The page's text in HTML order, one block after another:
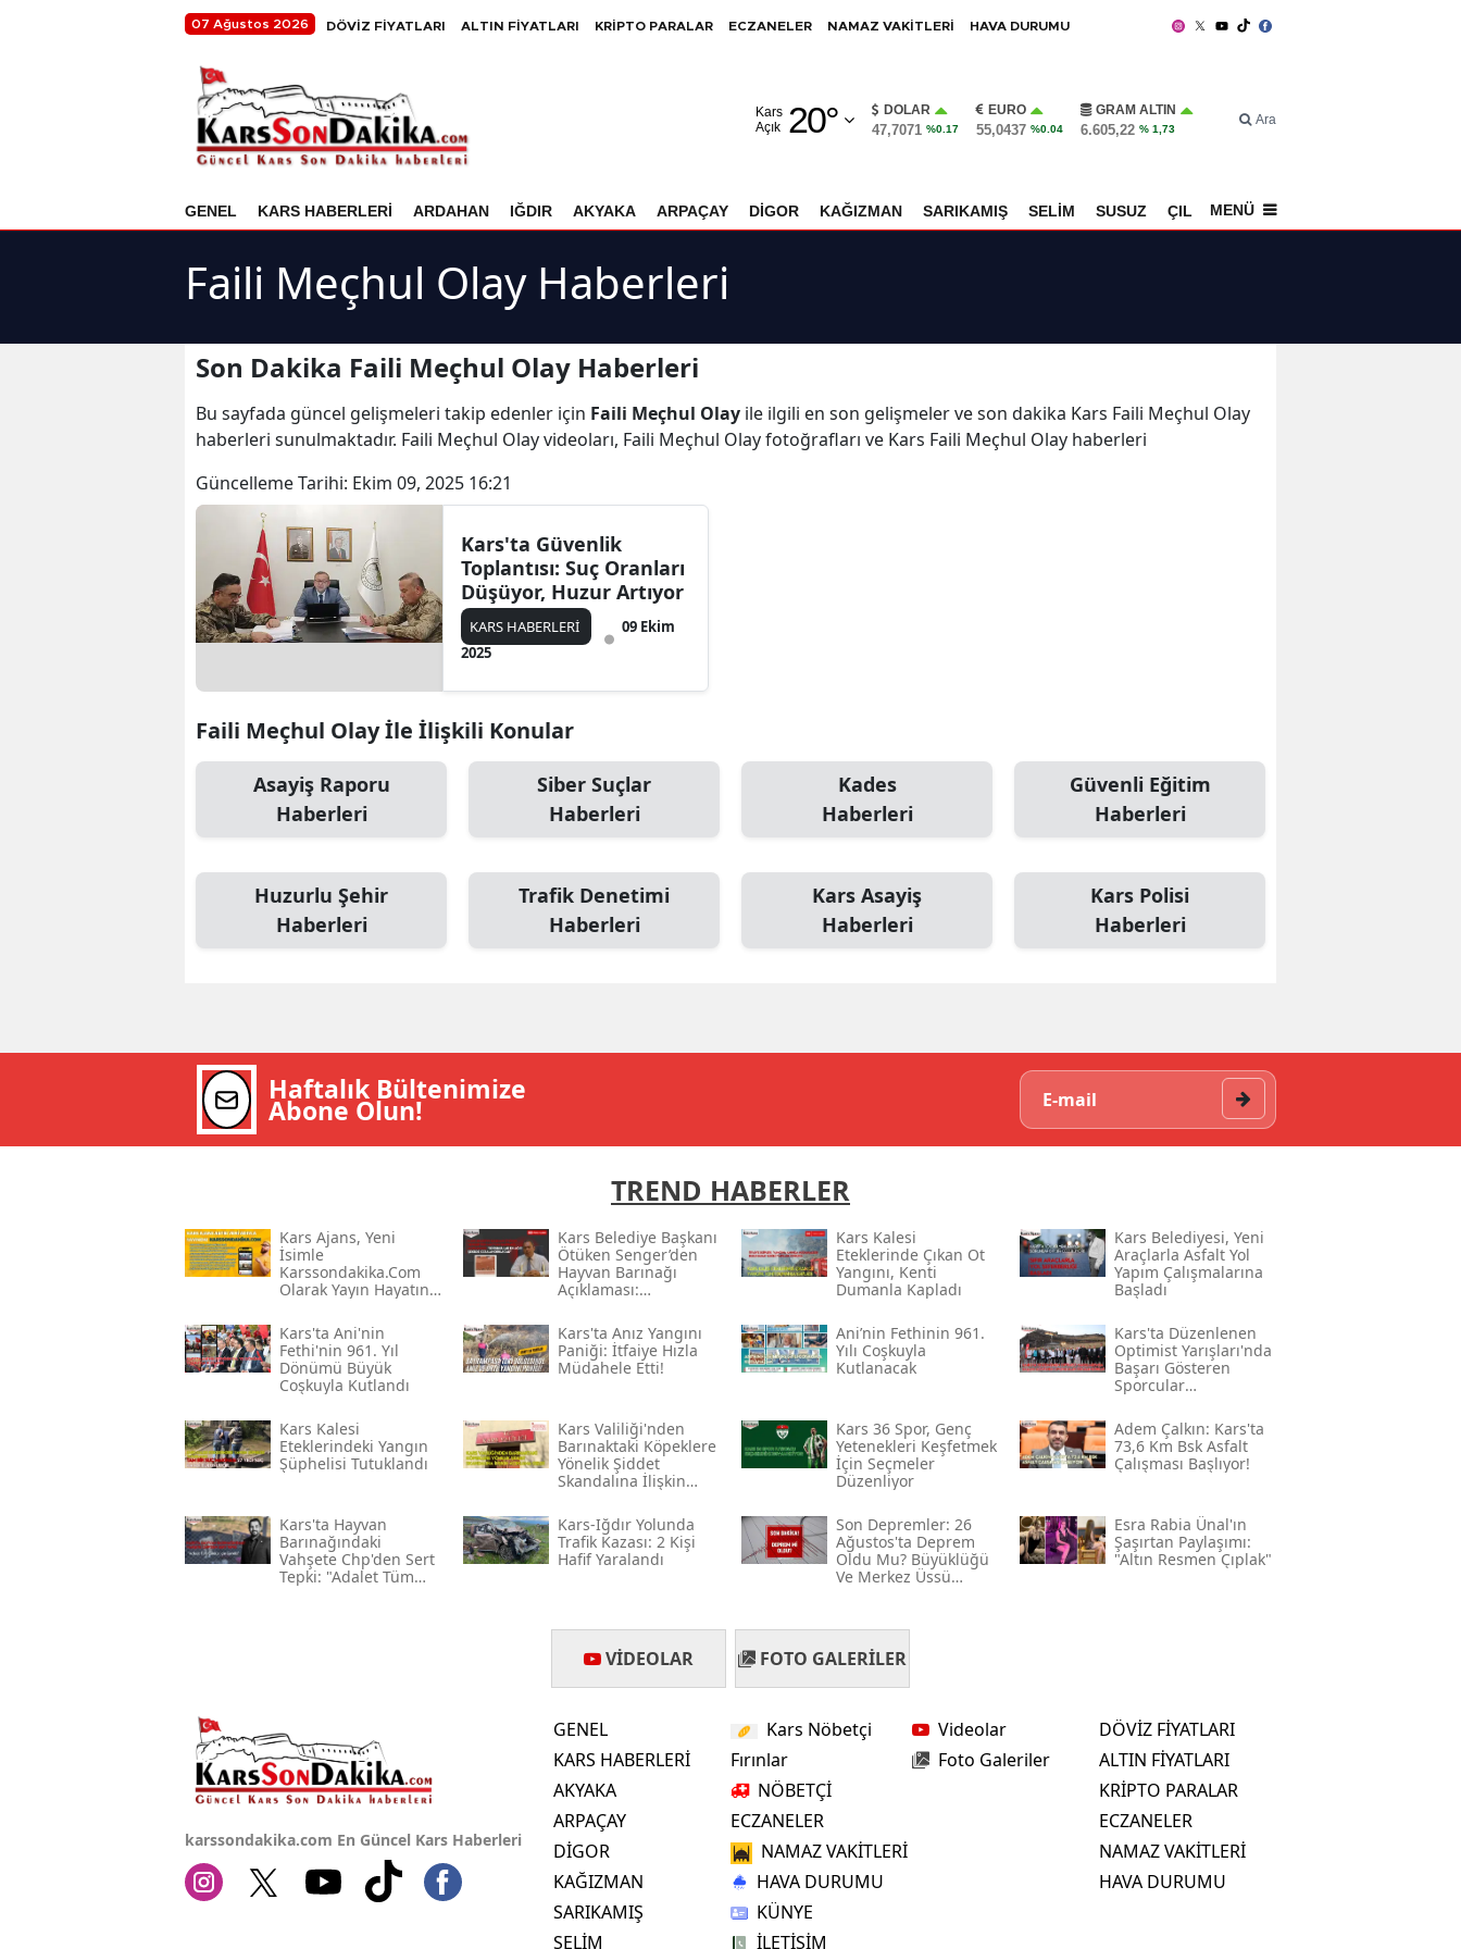
07 Ağustos 2026 DÖVİZ FİYATLARI ALTIN FİYATLARI KRİPTO PARALAR ECZANELER NAMAZ VAKİTLERİ HAVA DURUMU
Kars
Açık 20°
Adıyaman
Aydın
Çanakkale
Çankırı
Çorum
Eskişehir
Gaziantep
Giresun
Hakkari
Isparta
İstanbul
Kars
Kastamonu
Kırklareli
Kırşehir
Kocaeli
Konya
Kütahya
DOLAR
47,7071 %0.17
EURO
55,0437 %0.04
GRAM ALTIN
6.605,22 % 1,73
Ara
GENEL KARS HABERLERİ ARDAHAN IĞDIR AKYAKA ARPAÇAY DİGOR KAĞIZMAN SARIKAMIŞ SELİM SUSUZ ÇILDIR SPOR
MENÜ
Faili Meçhul Olay Haberleri
Son Dakika Faili Meçhul Olay Haberleri
Bu sayfada güncel gelişmeleri takip edenler için Faili Meçhul Olay ile ilgili en son gelişmeler ve son dakika Kars Faili Meçhul Olay
haberleri sunulmaktadır. Faili Meçhul Olay videoları, Faili Meçhul Olay fotoğrafları ve Kars Faili Meçhul Olay haberleri
Güncelleme Tarihi: Ekim 09, 2025 16:21
Kars'ta Güvenlik
Toplantısı: Suç Oranları
Düşüyor, Huzur Artıyor
KARS HABERLERİ
09 Ekim
2025
Faili Meçhul Olay İle İlişkili Konular
Asayiş Raporu
Haberleri
Siber Suçlar
Haberleri
Kades
Haberleri
Güvenli Eğitim
Haberleri
Huzurlu Şehir
Haberleri
Trafik Denetimi
Haberleri
Kars Asayiş
Haberleri
Kars Polisi
Haberleri
Haftalık Bültenimize
Abone Olun!
TREND HABERLER
Kars Ajans, Yeni
İsimle
Karssondakika.com
Olarak Yayın Hayatına
Kars Belediye Başkanı
Ötüken Senger’den
Hayvan Barınağı
Açıklaması:
Şekilde
Cezalandırılacak”
Kars Kalesi
Eteklerinde Çıkan Ot
Yangını, Kenti
Dumanla Kapladı
Kars Belediyesi, Yeni
Araçlarla Asfalt Yol
Yapım Çalışmalarına
Başladı
Kars'ta Ani'nin
Fethi'nin 961. Yıl
Dönümü Büyük
Coşkuyla Kutlandı
Kars'ta Anız Yangını
Paniği: İtfaiye Hızla
Müdahele Etti!
Ani’nin Fethinin 961.
Yılı Coşkuyla
Kutlanacak
Kars'ta Düzenlenen
Optimist Yarışları'nda
Başarı Gösteren
Sporcular
Kars Kalesi
Eteklerindeki Yangın
Şüphelisi Tutuklandı
Kars Valiliği'nden
Barınaktaki Köpeklere
Yönelik Şiddet
Skandalına İlişkin
Kars 36 Spor, Genç
Yetenekleri Keşfetmek
İçin Seçmeler
Düzenliyor
Adem Çalkın: Kars'ta
73,6 Km Bsk Asfalt
Çalışması Başlıyor!
Kars'ta Hayvan
Barınağındaki
Vahşete Chp'den Sert
Tepki: "adalet Tüm
Kars-Iğdır Yolunda
Trafik Kazası: 2 Kişi
Hafif Yaralandı
Son Depremler: 26
Ağustos'ta Deprem
Oldu Mu? Büyüklüğü
Ve Merkez Üssü
Esra Rabia Ünal'ın
Şaşırtan Paylaşımı:
"altın Resmen Çıplak"
VIDEOLAR FOTO GALERILER
karssondakika.com En Güncel Kars Haberleri
GENEL
KARS HABERLERİ
AKYAKA
ARPAÇAY
DİGOR
KAĞIZMAN
SARIKAMIŞ
SELİM
Kars Nöbetçi
Fırınlar
NÖBETÇİ
ECZANELER
NAMAZ VAKİTLERİ
HAVA DURUMU
KÜNYE
İLETİŞİM
Videolar
Foto Galeriler
DÖVİZ FİYATLARI
ALTIN FİYATLARI
KRİPTO PARALAR
ECZANELER
NAMAZ VAKİTLERİ
HAVA DURUMU